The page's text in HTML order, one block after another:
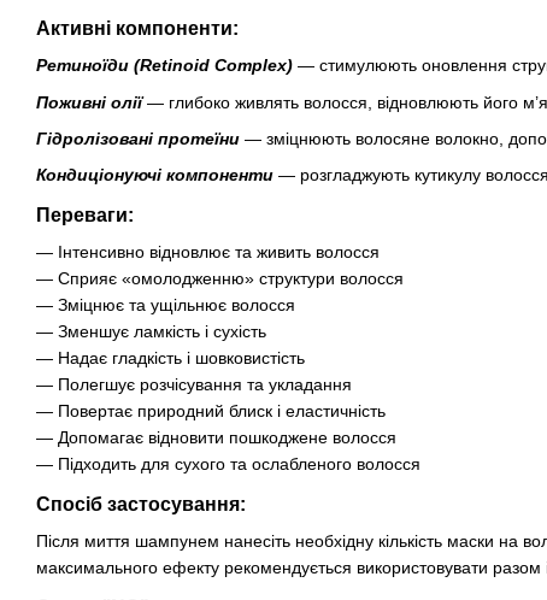
Активні компоненти:
Ретиноїди (Retinoid Complex) — стимулюють оновлення
Поживні олії— глибоко живлять волосся, відновлюють його
Гідролізовані протеїни — зміцнюють волосяне волокно,
Кондиціонуючі компоненти — розгладжують кутикулу
Переваги:
— Інтенсивно відновлює та живить волосся
— Сприяє «омолодженню» структури волосся
— Зміцнює та ущільнює волосся
— Зменшує ламкість і сухість
— Надає гладкість і шовковистість
— Полегшує розчісування та укладання
— Повертає природний блиск і еластичність
— Допомагає відновити пошкоджене волосся
— Підходить для сухого та ослабленого волосся
Спосіб застосування:
Після миття шампунем нанесіть необхідну кількість маски на
максимального ефекту рекомендується використовувати разом